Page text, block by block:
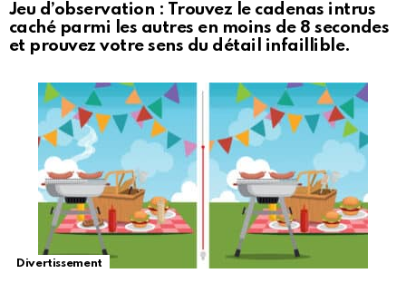
Jeu d’observation : Trouvez le cadenas intrus
caché parmi les autres en moins de 8 secondes
et prouvez votre sens du détail infaillible.
Divertissement